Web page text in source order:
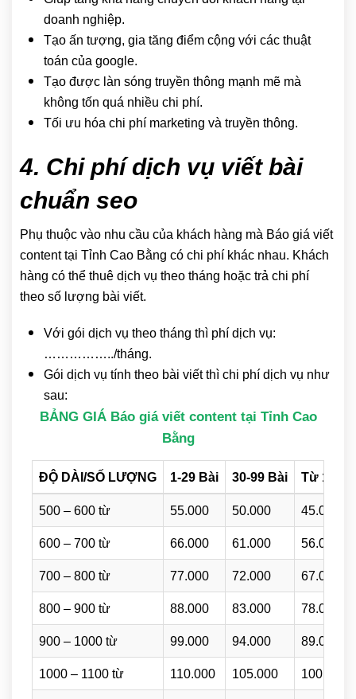
doanh nghiệp.
Tạo ấn tượng, gia tăng điểm cộng với các thuật
toán của google.
Tạo được làn sóng truyền thông mạnh mẽ mà
không tốn quá nhiều chi phí.
Tối ưu hóa chi phí marketing và truyền thông.
4. Chi phí dịch vụ viết bài
chuẩn seo
Phụ thuộc vào nhu cầu của khách hàng mà Báo giá viết
content tại Tỉnh Cao Bằng có chi phí khác nhau. Khách
hàng có thể thuê dịch vụ theo tháng hoặc trả chi phí
theo số lượng bài viết.
Với gói dịch vụ theo tháng thì phí dịch vụ:
……………../tháng.
Gói dịch vụ tính theo bài viết thì chi phí dịch vụ như
sau:
BẢNG GIÁ Báo giá viết content tại Tỉnh Cao
Bằng
ĐỘ DÀI/SỐ LƯỢNG 1-29 Bài 30-99 Bài Từ 100
500 – 600 từ 55.000 50.000 45.000
600 – 700 từ 66.000 61.000 56.000
700 – 800 từ 77.000 72.000 67.000
800 – 900 từ 88.000 83.000 78.000
900 – 1000 từ 99.000 94.000 89.000
1000 – 1100 từ 110.000 105.000 100.000